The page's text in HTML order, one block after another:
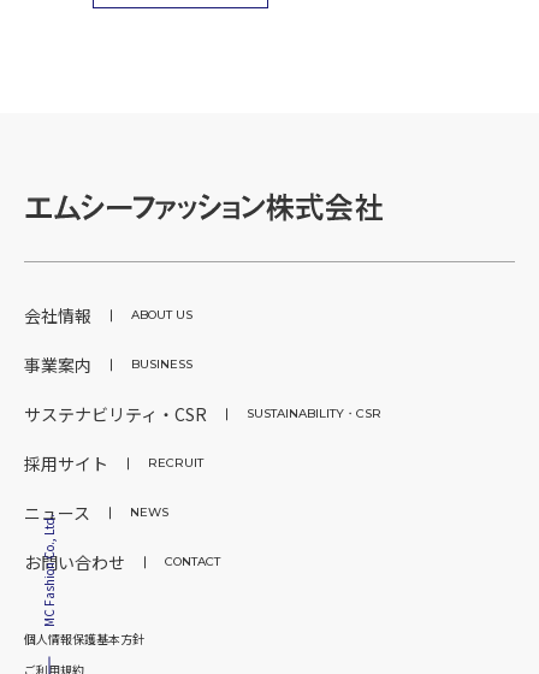
MC Fashion Co., Ltd.
会社情報 ABOUT US
事業案内 BUSINESS
サステナビリティ・CSR SUSTAINABILITY・CSR
採用サイト RECRUIT
ニュース NEWS
お問い合わせ CONTACT
個人情報保護基本方針
ご利用規約